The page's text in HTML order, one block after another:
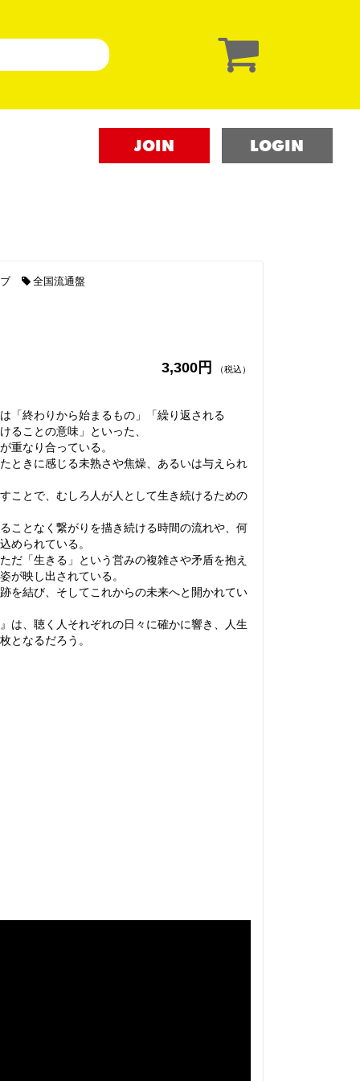
JOIN LOGIN
全国流通盤
3,300円 （税込）
「終わりから始まるもの」「繰り返される
ることの意味」といった、
重なり合っている。
ときに感じる未熟さや焦燥、あるいは与えられ
ことで、むしろ人が人として生き続けるための
ことなく繋がりを描き続ける時間の流れや、何
められている。
だ「生きる」という営みの複雑さや矛盾を抱え
が映し出されている。
を結び、そしてこれからの未来へと開かれてい
は、聴く人それぞれの日々に確かに響き、人生
となるだろう。